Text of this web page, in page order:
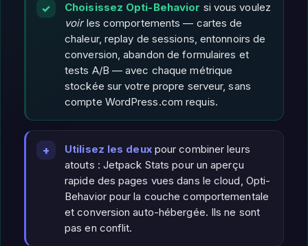
Choisissez Opti-Behavior si vous voulez
voirles comportements — cartes de
chaleur, replay de sessions, entonnoirs de
conversion, abandon de formulaires et
tests A/B — avec chaque métrique
stockée sur votre propre serveur, sans
compte WordPress.com requis.
Utilisez les deuxpour combiner leurs
atouts : Jetpack Stats pour un aperçu
rapide des pages vues dans le cloud, Opti-
Behavior pour la couche comportementale
et conversion auto-hébergée. Ils ne sont
pas en conflit.